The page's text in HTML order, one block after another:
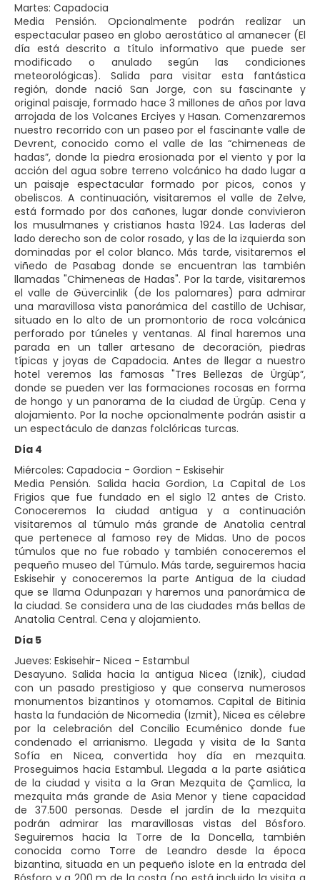
Martes: Capadocia
Media Pensión. Opcionalmente podrán realizar un
espectacular paseo en globo aerostático al amanecer (El
día está descrito a título informativo que puede ser
modificado o anulado según las condiciones
meteorológicas). Salida para visitar esta fantástica
región, donde nació San Jorge, con su fascinante y
original paisaje, formado hace 3 millones de años por lava
arrojada de los Volcanes Erciyes y Hasan. Comenzaremos
nuestro recorrido con un paseo por el fascinante valle de
Devrent, conocido como el valle de las “chimeneas de
hadas”, donde la piedra erosionada por el viento y por la
acción del agua sobre terreno volcánico ha dado lugar a
un paisaje espectacular formado por picos, conos y
obeliscos. A continuación, visitaremos el valle de Zelve,
está formado por dos cañones, lugar donde convivieron
los musulmanes y cristianos hasta 1924. Las laderas del
lado derecho son de color rosado, y las de la izquierda son
dominadas por el color blanco. Más tarde, visitaremos el
viñedo de Pasabag donde se encuentran las también
llamadas "Chimeneas de Hadas". Por la tarde, visitaremos
el valle de Güvercinlik (de los palomares) para admirar
una maravillosa vista panorámica del castillo de Uchisar,
situado en lo alto de un promontorio de roca volcánica
perforado por túneles y ventanas. Al final haremos una
parada en un taller artesano de decoración, piedras
típicas y joyas de Capadocia. Antes de llegar a nuestro
hotel veremos las famosas "Tres Bellezas de Ürgüp”,
donde se pueden ver las formaciones rocosas en forma
de hongo y un panorama de la ciudad de Ürgüp. Cena y
alojamiento. Por la noche opcionalmente podrán asistir a
un espectáculo de danzas folclóricas turcas.
Día 4
Miércoles: Capadocia - Gordion - Eskisehir
Media Pensión. Salida hacia Gordion, La Capital de Los
Frigios que fue fundado en el siglo 12 antes de Cristo.
Conoceremos la ciudad antigua y a continuación
visitaremos al túmulo más grande de Anatolia central
que pertenece al famoso rey de Midas. Uno de pocos
túmulos que no fue robado y también conoceremos el
pequeño museo del Túmulo. Más tarde, seguiremos hacia
Eskisehir y conoceremos la parte Antigua de la ciudad
que se llama Odunpazarı y haremos una panorámica de
la ciudad. Se considera una de las ciudades más bellas de
Anatolia Central. Cena y alojamiento.
Día 5
Jueves: Eskisehir- Nicea - Estambul
Desayuno. Salida hacia la antigua Nicea (Iznik), ciudad
con un pasado prestigioso y que conserva numerosos
monumentos bizantinos y otomamos. Capital de Bitinia
hasta la fundación de Nicomedia (Izmit), Nicea es célebre
por la celebración del Concilio Ecuménico donde fue
condenado el arrianismo. Llegada y visita de la Santa
Sofía en Nicea, convertida hoy día en mezquita.
Proseguimos hacia Estambul. Llegada a la parte asiática
de la ciudad y visita a la Gran Mezquita de Çamlica, la
mezquita más grande de Asia Menor y tiene capacidad
de 37.500 personas. Desde el jardín de la mezquita
podrán admirar las maravillosas vistas del Bósforo.
Seguiremos hacia la Torre de la Doncella, también
conocida como Torre de Leandro desde la época
bizantina, situada en un pequeño islote en la entrada del